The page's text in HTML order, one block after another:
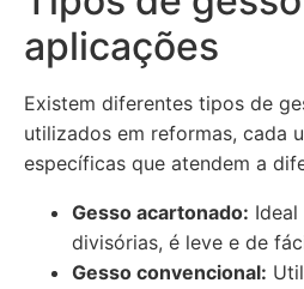
aplicações
Existem diferentes tipos de
utilizados em reformas, cada
específicas que atendem a
Gesso acartonado:
divisórias, é leve e de
Gesso convencional: